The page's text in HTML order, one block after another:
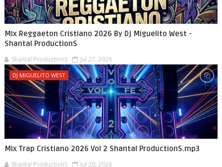
Mix Reggaeton Cristiano 2026 By Dj Miguelito West -
Shantal ProductionS
Shantal ProductionS Jul 27, 2026
DJ MIGUELITO WEST
Mix Trap Cristiano 2026 Vol 2 Shantal ProductionS.mp3
Shantal ProductionS Jul 20, 2026